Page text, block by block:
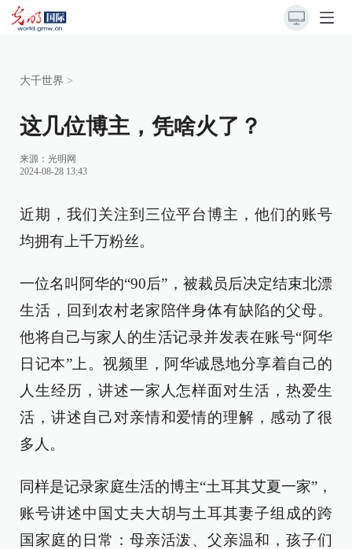
大千世界 >
这几位博主，凭啥火了？
来源： 光明网
2024-08-28 13:43
近期，我们关注到三位平台博主，他们的账号
均拥有上千万粉丝。
一位名叫阿华的“90后”，被裁员后决定结束北漂
生活，回到农村老家陪伴身体有缺陷的父母。
他将自己与家人的生活记录并发表在账号“阿华
日记本”上。视频里，阿华诚恳地分享着自己的
人生经历，讲述一家人怎样面对生活，热爱生
活，讲述自己对亲情和爱情的理解，感动了很
多人。
同样是记录家庭生活的博主“土耳其艾夏一家”，
账号讲述中国丈夫大胡与土耳其妻子组成的跨
国家庭的日常：母亲活泼、父亲温和，孩子们